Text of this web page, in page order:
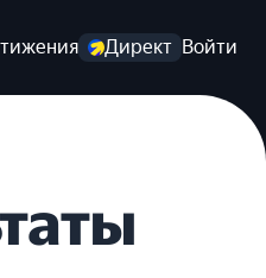
Директ Войти